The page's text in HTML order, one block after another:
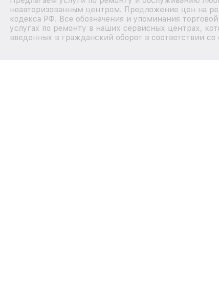
неавторизованным центром. Предложение цен на
кодекса РФ. Все обозначения и упоминания
услугах по ремонту в наших сервисных центрах,
введенных в гражданский оборот в соответствии